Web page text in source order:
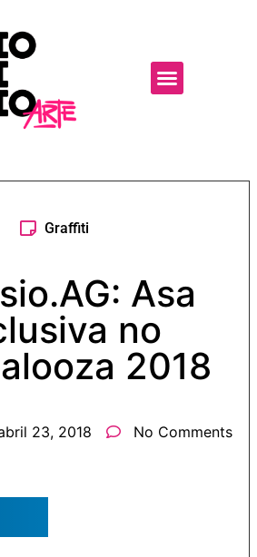
Graffiti
Asa
no
2018
23, 2018 No Comments